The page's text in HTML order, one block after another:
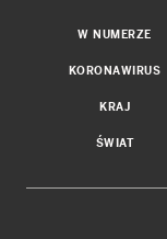
W NUMERZE
KORONAWIRUS
KRAJ
ŚWIAT